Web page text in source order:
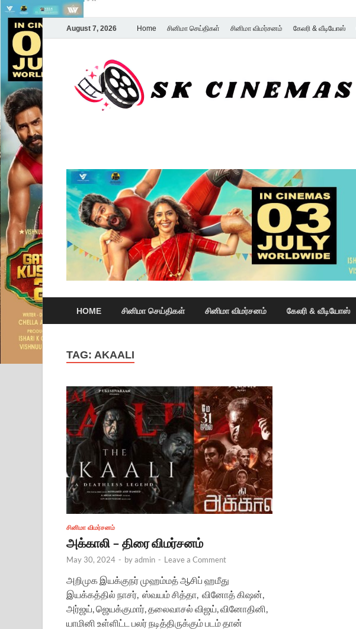
August 7, 2026 Home சினிமா செய்திகள் சினிமா விமர்சனம் கேலரி & வீடியோஸ்
HOME சினிமா செய்திகள் சினிமா விமர்சனம் கேலரி & வீடியோஸ்
TAG: AKAALI
சினிமா விமர்சனம்
அக்காலி – திரை விமர்சனம்
May 30, 2024 - byadmin - Leave a Comment
அறிமுக இயக்குநர் முஹம்மத் ஆசிப் ஹமீது
இயக்கத்தில் நாசர், ஸ்வயம் சித்தா, வினோத் கிஷன்,
அர்ஜய், ஜெயக்குமார், தலைவாசல் விஜய், வினோதினி,
யாமினி உள்ளிட்ட பலர் நடித்திருக்கும் படம் தான்